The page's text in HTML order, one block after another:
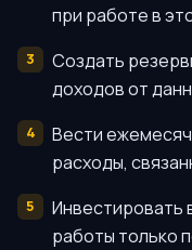
при работе в
Создать
доходов от
Вести
расходы,
Инвестировать
работы только